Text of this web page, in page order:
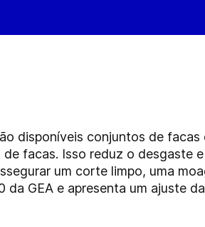
disponíveis conjuntos de
facas. Isso reduz o desgaste
um corte limpo, uma
GEA e apresenta um ajuste